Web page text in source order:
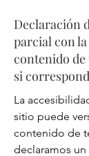
Declaración
parcial con
contenido
si
La
sitio puede
contenido de
declaramos